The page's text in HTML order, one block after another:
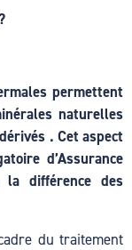
permettent
naturelles
. Cet aspect
d’Assurance
différence des
du traitement